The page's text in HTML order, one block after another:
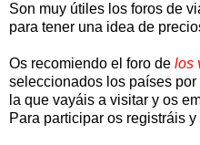
Son muy útiles los foros de
para tener una idea de
Os recomiendo el foro de los
seleccionados los países
la que vayáis a visitar y os
Para participar os registráis